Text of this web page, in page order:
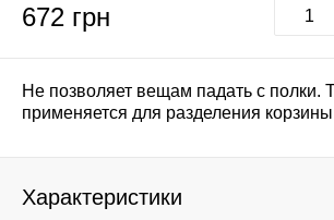
672 грн
Не позволяет вещам падать с полки.
применяется для разделения
Характеристики